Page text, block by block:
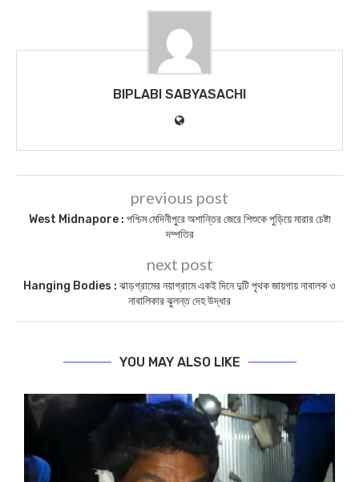
BIPLABI SABYASACHI
previous post
West Midnapore : পশ্চিম মেদিনীপুরে অশান্তির জেরে শিশুকে পুড়িয়ে মারার চেষ্টা
দম্পতির
next post
Hanging Bodies : ঝাড়গ্রামের নয়াগ্রামে একই দিনে দুটি পৃথক জায়গায় নাবালক ও
নাবালিকার ঝুলন্ত দেহ উদ্ধার
YOU MAY ALSO LIKE